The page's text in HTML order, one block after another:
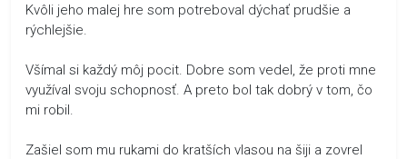
Kvôli jeho malej hre som potreboval dýchať prudšie a
rýchlejšie.
Všímal si každý môj pocit. Dobre som vedel, že proti mne
využíval svoju schopnosť. A preto bol tak dobrý v tom, čo
mi robil.
Zašiel som mu rukami do kratších vlasou na šiji a zovrel